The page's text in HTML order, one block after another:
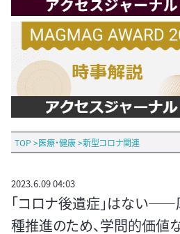
TOP >医療・健康>新型コロナ関連
2023.6.09 04:03
「コロナ後遺症」はない――
種推進のため、学問的価値